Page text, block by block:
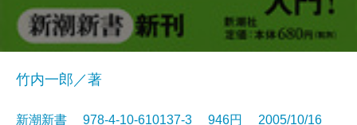
竹内一郎／著
新潮新書 978-4-10-610137-3 946円 2005/10/16